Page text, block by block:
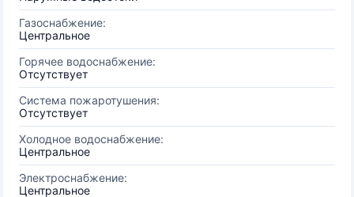
Газоснабжение:
Центральное
Горячее водоснабжение:
Отсутствует
Система пожаротушения:
Отсутствует
Холодное водоснабжение:
Центральное
Электроснабжение:
Центральное